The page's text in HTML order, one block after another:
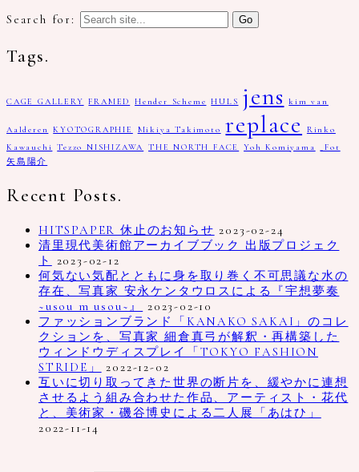
Search for:
Tags.
CAGE GALLERY FRAMED Hender Scheme HULS jens kim van
Aalderen KYOTOGRAPHIE Mikiya Takimoto replace
Rinko
Kawauchi
Tezzo NISHIZAWA THE NORTH FACE Yoh Komiyama
_Fot
矢島陽介
Recent Posts.
HITSPAPER 休止のお知らせ 2023-02-24
清里現代美術館アーカイブブック 出版プロジェク
ト
2023-02-12
何気ない気配とともに身を取り巻く不可思議な水の
存在、写真家 安永ケンタウロスによる『宇想夢奏
~usou m usou~』
2023-02-10
ファッションブランド「KANAKO SAKAI」のコレ
クションを、写真家 細倉真弓が解釈・再構築した
ウィンドウディスプレイ「TOKYO FASHION
STRIDE」
2022-12-02
互いに切り取ってきた世界の断片を、緩やかに連想
させるよう組み合わせた作品、アーティスト・花代
と、美術家・磯谷博史による二人展「あはひ」
2022-11-14